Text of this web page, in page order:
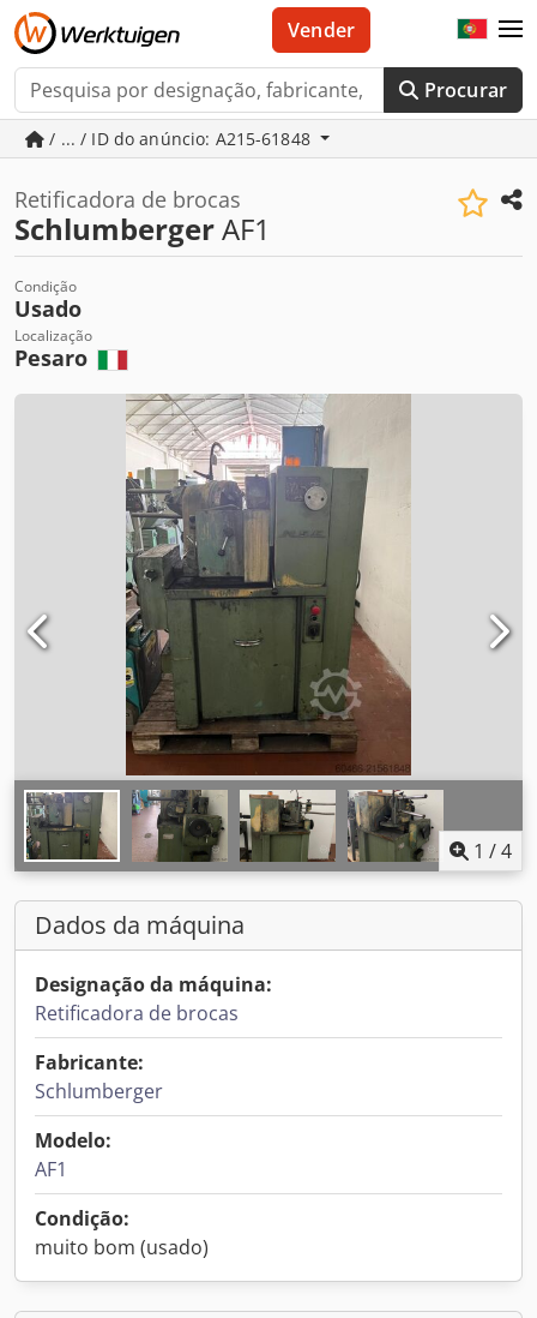
Procurar
Vender
/ ... / ID do anúncio: A215-61848
Retificadora de brocas
SchlumbergerAF1
Condição
Usado
Localização
Pesaro
1 /4
Dados da máquina
Designação da máquina:
Retificadora de brocas
Fabricante:
Schlumberger
Modelo:
AF1
Condição:
muito bom (usado)